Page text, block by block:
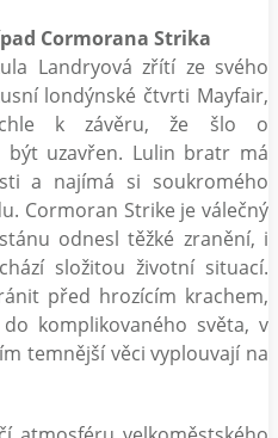
Cormorana Strika
Landryová zřítí ze svého
londýnské čtvrti Mayfair,
k závěru, že šlo o
být uzavřen. Lulin bratr má
a najímá si soukromého
Cormoran Strike je válečný
odnesl těžké zranění, i
složitou životní situací.
před hrozícím krachem,
komplikovaného světa, v
temnější věci vyplouvají na